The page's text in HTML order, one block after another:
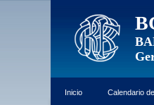
Inicio Calendario